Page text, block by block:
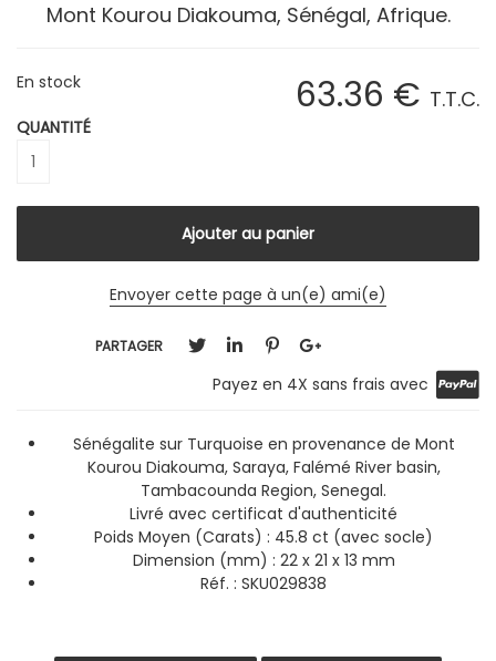
Mont Kourou Diakouma, Sénégal, Afrique.
63.36 € T.T.C.
En stock
QUANTITÉ
Envoyer cette page à un(e) ami(e)
PARTAGER
Payez en 4X sans frais avec
Sénégalite sur Turquoise en provenance de Mont
Kourou Diakouma, Saraya, Falémé River basin,
Tambacounda Region, Senegal.
Livré avec certificat d'authenticité
Poids Moyen (Carats) : 45.8 ct (avec socle)
Dimension (mm) : 22 x 21 x 13 mm
Réf. : SKU029838